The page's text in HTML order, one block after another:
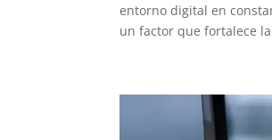
entorno digital en
un factor que fortalece